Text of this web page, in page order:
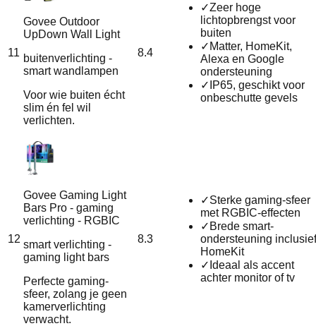
11
Govee Outdoor
UpDown Wall Light
buitenverlichting -
smart wandlampen
Voor wie buiten écht
slim én fel wil
verlichten.
8.4
✓Zeer hoge
lichtopbrengst voor
buiten
✓ Matter, HomeKit,
Alexa en Google
ondersteuning
✓ IP65, geschikt voor
onbeschutte gevels
12
Govee Gaming Light
Bars Pro - gaming
verlichting - RGBIC
smart verlichting -
gaming light bars
Perfecte gaming-
sfeer, zolang je geen
kamerverlichting
verwacht.
8.3
✓Sterke gaming-sfeer
met RGBIC-effecten
✓ Brede smart-
ondersteuning inclusief
HomeKit
✓ Ideaal als accent
achter monitor of tv